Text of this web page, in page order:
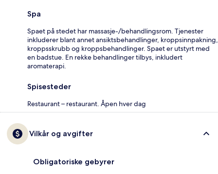
Spa
Spaet på stedet har massasje-/behandlingsrom. Tjenester
inkluderer blant annet ansiktsbehandlinger, kroppsinnpakning,
kroppsskrubb og kroppsbehandlinger. Spaet er utstyrt med
en badstue. En rekke behandlinger tilbys, inkludert
aromaterapi.
Spisesteder
Restaurant – restaurant. Åpen hver dag
Vilkår og avgifter
Obligatoriske gebyrer